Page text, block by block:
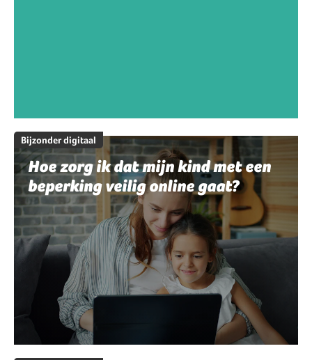
Bijzonder digitaal
Hoe zorg ik dat mijn kind met een
beperking veilig online gaat?